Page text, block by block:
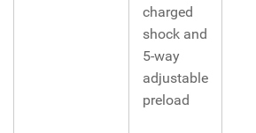
charged
shock and
5-way
adjustable
preload